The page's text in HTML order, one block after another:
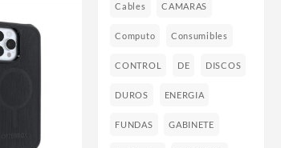
Cables CAMARAS
Computo Consumibles
CONTROL DE DISCOS
DUROS ENERGIA
FUNDAS GABINETE